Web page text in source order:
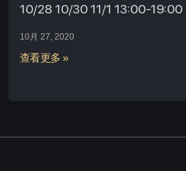
10/28 10/30 11/1 13:00-19:00
10月 27, 2020
查看更多 »